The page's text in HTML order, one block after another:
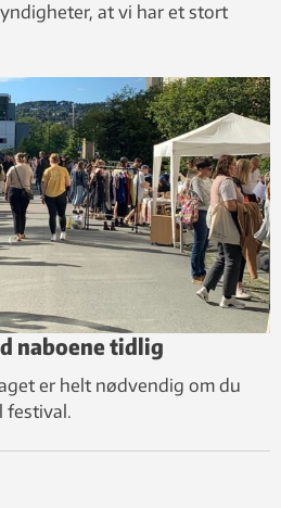
at vi har et stort
naboene tidlig
er helt nødvendig om du
festival.